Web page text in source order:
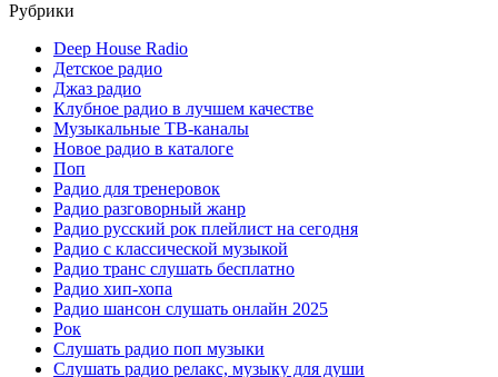
Рубрики
Deep House Radio
Детское радио
Джаз радио
Клубное радио в лучшем качестве
Музыкальные ТВ-каналы
Новое радио в каталоге
Поп
Радио для тренеровок
Радио разговорный жанр
Радио русский рок плейлист на сегодня
Радио с классической музыкой
Радио транс слушать бесплатно
Радио хип-хопа
Радио шансон слушать онлайн 2025
Рок
Слушать радио поп музыки
Слушать радио релакс, музыку для души